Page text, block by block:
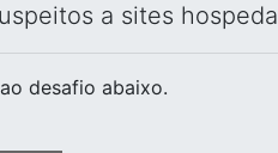
a sites
desafio abaixo.